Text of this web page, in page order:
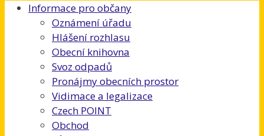
Informace pro občany
Oznámení úřadu
Hlášení rozhlasu
Obecní knihovna
Svoz odpadů
Pronájmy obecních prostor
Vidimace a legalizace
Czech POINT
Obchod